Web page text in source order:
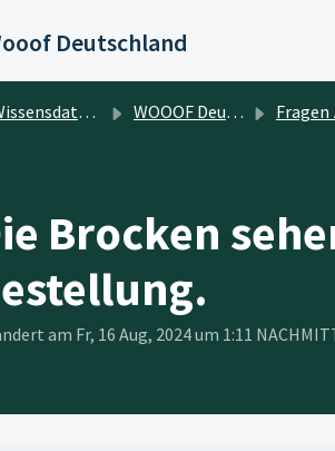
Deutschland
WOOOF Deutschland Fragen
Brocken
am Fr, 16 Aug, 2024 um 1:11